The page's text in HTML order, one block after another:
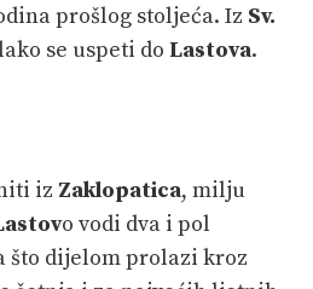
prošlog stoljeća. Iz Sv.
se uspeti do Lastova.
iz Zaklopatica, milju
o vodi dva i pol
što dijelom prolazi kroz